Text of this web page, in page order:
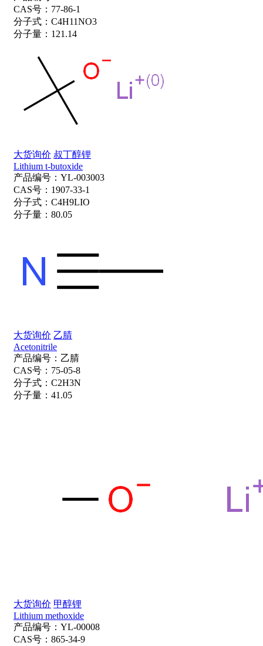
CAS号： 77-86-1
分子式： C4H11NO3
分子量： 121.14
大货询价 叔丁醇锂
Lithium t-butoxide
产品编号： YL-003003
CAS号： 1907-33-1
分子式： C4H9LIO
分子量： 80.05
大货询价 乙腈
Acetonitrile
产品编号： 乙腈
CAS号： 75-05-8
分子式： C2H3N
分子量： 41.05
大货询价 甲醇锂
Lithium methoxide
产品编号： YL-00008
CAS号： 865-34-9